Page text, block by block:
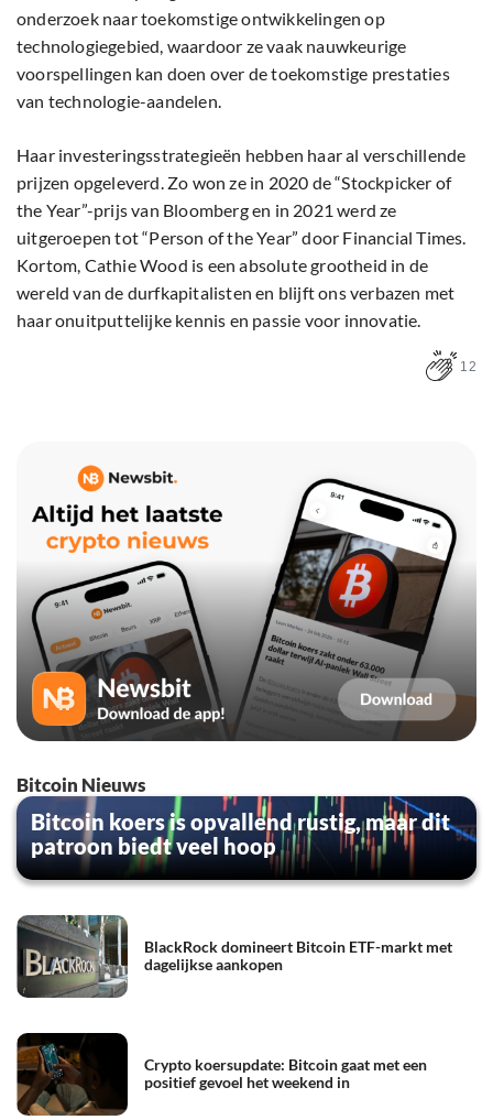
onderzoek naar toekomstige ontwikkelingen op
technologiegebied, waardoor ze vaak nauwkeurige
voorspellingen kan doen over de toekomstige prestaties
van technologie-aandelen.
Haar investeringsstrategieën hebben haar al verschillende
prijzen opgeleverd. Zo won ze in 2020 de “Stockpicker of
the Year”-prijs van Bloomberg en in 2021 werd ze
uitgeroepen tot “Person of the Year” door Financial Times.
Kortom, Cathie Wood is een absolute grootheid in de
wereld van de durfkapitalisten en blijft ons verbazen met
haar onuitputtelijke kennis en passie voor innovatie.
12
Bitcoin Nieuws
Bitcoin koers is opvallend rustig, maar dit
patroon biedt veel hoop
BlackRock domineert Bitcoin ETF-markt met
dagelijkse aankopen
Crypto koersupdate: Bitcoin gaat met een
positief gevoel het weekend in